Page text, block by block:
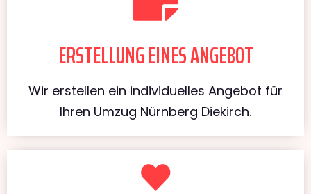
ERSTELLUNG EINES ANGEBOT
Wir erstellen ein individuelles Angebot für
Ihren Umzug Nürnberg Diekirch.